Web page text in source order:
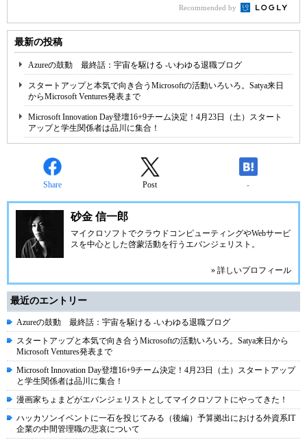
Recommended by
最新の投稿
Azureの鼓動 最終話：宇宙を駆ける -いわゆる退職ブログ
スタートアップと本気で向き合うMicrosoftの活動いろいろ。Satya来日
からMicrosoft Ventures発表まで
Microsoft Innovation Day登壇16+9チーム決定！4月23日（土）スタート
アップと学生関係者は品川に集合！
Share Post -
砂金 信一郎
マイクロソフトでクラウドコンピューティングやWebサービ
スを中心とした啓蒙活動を行うエバンジェリスト。
» 詳しいプロフィール
最近のエントリー
Azureの鼓動 最終話：宇宙を駆ける -いわゆる退職ブログ
スタートアップと本気で向き合うMicrosoftの活動いろいろ。Satya来日から
Microsoft Ventures発表まで
Microsoft Innovation Day登壇16+9チーム決定！4月23日（土）スタートアップ
と学生関係者は品川に集合！
漫画家ちょまどがエバンジェリストとしてマイクロソフトにやってきた！
ハッカソンイベントに一石を投じてみる（後編）予算拠出における外資系IT
企業の中間管理職の悲哀について